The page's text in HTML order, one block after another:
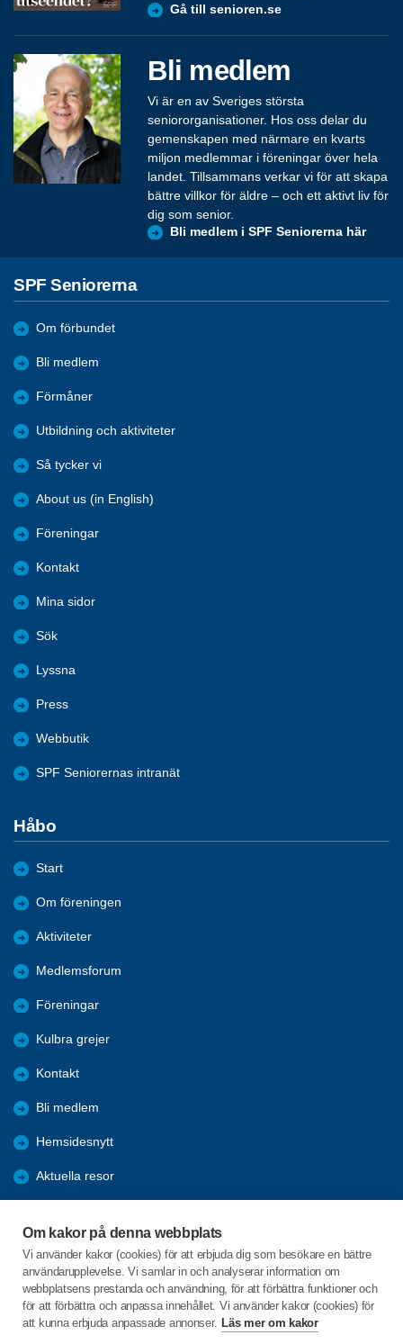
Om kakor på denna webbplats
Vi använder kakor (cookies) för att erbjuda dig som besökare en bättre
användarupplevelse. Vi samlar in och analyserar information om
webbplatsens prestanda och användning, för att förbättra funktioner och
för att förbättra och anpassa innehållet. Vi använder kakor (cookies) för
att kunna erbjuda anpassade annonser. Läs mer om kakor
Gå till senioren.se
Bli medlem
Vi är en av Sveriges största
seniororganisationer. Hos oss delar du
gemenskapen med närmare en kvarts
miljon medlemmar i föreningar över hela
landet. Tillsammans verkar vi för att skapa
bättre villkor för äldre – och ett aktivt liv för
dig som senior.
Bli medlem i SPF Seniorerna här
SPF Seniorerna
Om förbundet
Bli medlem
Förmåner
Utbildning och aktiviteter
Så tycker vi
About us (in English)
Föreningar
Kontakt
Mina sidor
Sök
Lyssna
Press
Webbutik
SPF Seniorernas intranät
Håbo
Start
Om föreningen
Aktiviteter
Medlemsforum
Föreningar
Kulbra grejer
Kontakt
Bli medlem
Hemsidesnytt
Aktuella resor
Trygghetsringning
Gårdsrådet
C/o:Skeppsgården